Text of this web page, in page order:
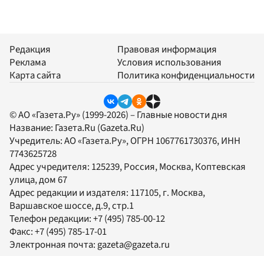
Редакция
Реклама
Карта сайта
Правовая информация
Условия использования
Политика конфиденциальности
© АО «Газета.Ру» (1999-2026) – Главные новости дня
Название: Газета.Ru (Gazeta.Ru)
Учредитель:АО «Газета.Ру», ОГРН 1067761730376, ИНН
7743625728
Адрес учредителя: 125239, Россия, Москва, Коптевская
улица, дом 67
Адрес редакции и издателя: 117105, г. Москва,
Варшавское шоссе, д.9, стр.1
Телефон редакции:+7 (495) 785-00-12
Факс:+7 (495) 785-17-01
Электронная почта: gazeta@gazeta.ru